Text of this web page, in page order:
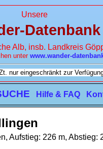
Unsere
Datenbank
Alb, insb. Landkreis
unter www.wander-
nur eingeschränkt zur
Hilfe & FAQ
Aufstieg: 226 m, Abstieg: